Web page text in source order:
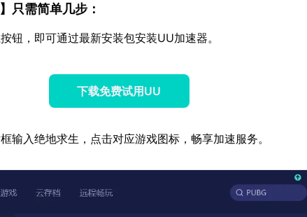
】只需简单几步：
钮，即可通过最新安装包安装UU加速器。
下载免费试用UU
输入绝地求生，点击对应游戏图标，畅享加速服务。